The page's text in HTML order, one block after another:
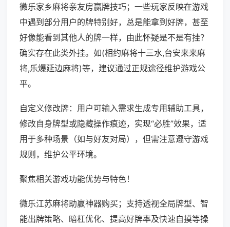
微乐家乡麻将亲友房赢牌技巧；一些玩家反映在游戏
中遇到部分用户的牌特别好，总是能拿到好牌，甚至
好像能看到其他人的牌一样，由此怀疑是不是有挂？
确实存在此类外挂。如(相约麻将十三水,台安来来麻
将,乐爆延边麻将)等，建议通过正规途径维护游戏公
平。
自定义修改牌：用户可输入需求生成专用辅助工具，
修改自身牌型或隐藏操作痕迹，实现“必胜”效果，适
用于多种场景（如与好友对局），但需注意遵守游戏
规则，维护公平环境。
聚焦相关游戏功能优势与特色！
微乐江苏麻将助赢神器购买；支持透视全局牌型、智
能出牌策略、暗杠优化、提高好牌率及快速自摸等操